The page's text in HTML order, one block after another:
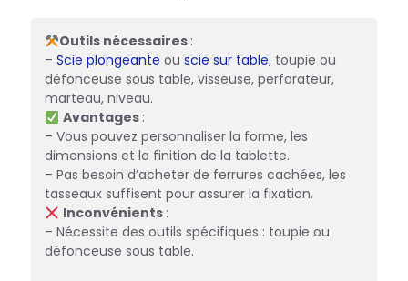
Outils nécessaires :
– Scie plongeante ou scie sur table, toupie ou
défonceuse sous table, visseuse, perforateur,
marteau, niveau.
Avantages :
– Vous pouvez personnaliser la forme, les
dimensions et la finition de la tablette.
– Pas besoin d’acheter de ferrures cachées, les
tasseaux suffisent pour assurer la fixation.
Inconvénients :
– Nécessite des outils spécifiques : toupie ou
défonceuse sous table.